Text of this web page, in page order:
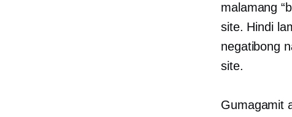
malamang
site. Hindi
negatibong
site.
Gumagamit